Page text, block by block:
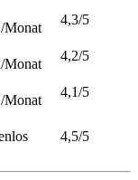
Monat
4,3/5
Monat
4,2/5
Monat
4,1/5
4,5/5